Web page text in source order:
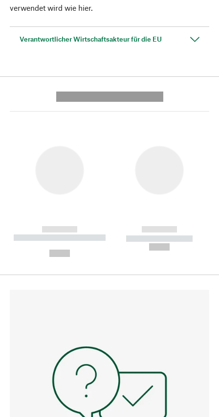
verwendet wird wie hier.
Verantwortlicher Wirtschaftsakteur für die EU
------------
----------- ----------- --------
------------
----------- -----------